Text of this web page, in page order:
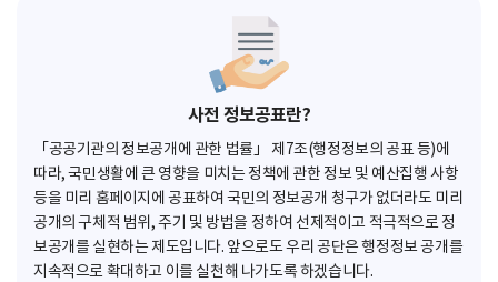
사전 정보공표란?
「공공기관의 정보공개에 관한 법률」 제7조(행정정보의 공표 등)에
따라, 국민생활에 큰 영향을 미치는 정책에 관한 정보 및 예산집행 사항
등을 미리 홈페이지에 공표하여 국민의 정보공개 청구가 없더라도 미리
공개의 구체적 범위, 주기 및 방법을 정하여 선제적이고 적극적으로 정
보공개를 실현하는 제도입니다. 앞으로도 우리 공단은 행정정보 공개를
지속적으로 확대하고 이를 실천해 나가도록 하겠습니다.